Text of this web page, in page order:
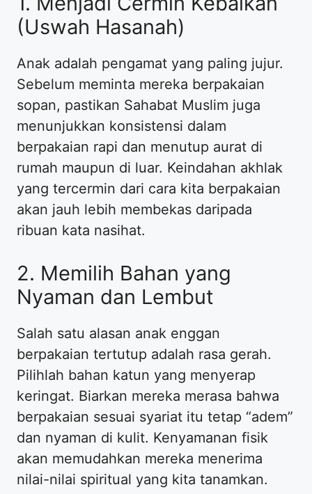
(Uswah Hasanah)
​Anak adalah pengamat yang paling jujur.
Sebelum meminta mereka berpakaian
sopan, pastikan Sahabat Muslim juga
menunjukkan konsistensi dalam
berpakaian rapi dan menutup aurat di
rumah maupun di luar. Keindahan akhlak
yang tercermin dari cara kita berpakaian
akan jauh lebih membekas daripada
ribuan kata nasihat.
​2. Memilih Bahan yang
Nyaman dan Lembut
​Salah satu alasan anak enggan
berpakaian tertutup adalah rasa gerah.
Pilihlah bahan katun yang menyerap
keringat. Biarkan mereka merasa bahwa
berpakaian sesuai syariat itu tetap “adem”
dan nyaman di kulit. Kenyamanan fisik
akan memudahkan mereka menerima
nilai-nilai spiritual yang kita tanamkan.